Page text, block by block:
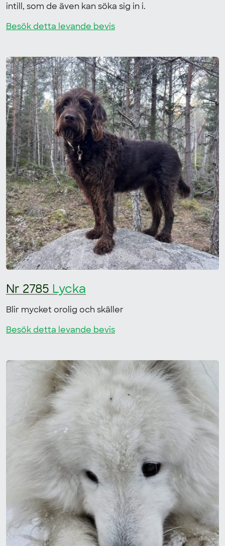
intill, som de även kan söka sig in i.
Besök detta levande bevis
Nr 2785 Lycka
Blir mycket orolig och skäller
Besök detta levande bevis